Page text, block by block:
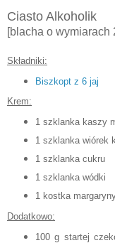
Ciasto Alkoholik
[blacha o wymiarach
Składniki:
Biszkopt z 6 jaj
Krem:
1 szklanka kaszy
1 szklanka wiórek
1 szklanka cukru
1 szklanka wódki
1 kostka
Dodatkowo:
100 g startej